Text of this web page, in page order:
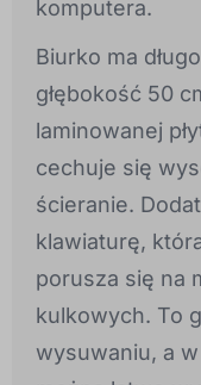
komputera.
Biurko ma
głębokość 50
laminowanej
cechuje się
ścieranie.
klawiaturę,
porusza się na
kulkowych. To
wysuwaniu, a